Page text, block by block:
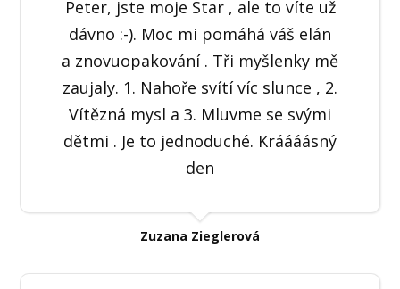
Peter, jste moje Star , ale to víte už
dávno :-). Moc mi pomáhá váš elán
a znovuopakování . Tři myšlenky mě
zaujaly. 1. Nahoře svítí víc slunce , 2.
Vítězná mysl a 3. Mluvme se svými
dětmi . Je to jednoduché. Kráááásný
den
Zuzana Zieglerová